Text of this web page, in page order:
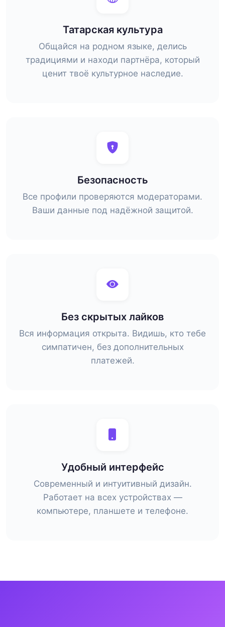
Татарская культура
Общайся на родном языке, делись
традициями и находи партнёра, который
ценит твоё культурное наследие.
Безопасность
Все профили проверяются модераторами.
Ваши данные под надёжной защитой.
Без скрытых лайков
Вся информация открыта. Видишь, кто тебе
симпатичен, без дополнительных
платежей.
Удобный интерфейс
Современный и интуитивный дизайн.
Работает на всех устройствах —
компьютере, планшете и телефоне.